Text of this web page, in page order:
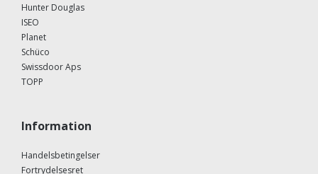
Hunter Douglas
ISEO
Planet
Schüco
Swissdoor Aps
TOPP
Information
Handelsbetingelser
Fortrydelsesret